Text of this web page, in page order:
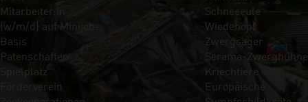
Mitarbeiter:in
(w/m/d) auf Minijob-
Basis
Patenschaften
Spielplatz
Förderverein
Schneeeule
Wiedehopf
Zwergsäger
Serama-
Kriechtiere
Europäische